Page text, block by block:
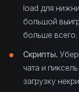
load для
большой
больше всего.
Скрипты.
чата и
загрузку